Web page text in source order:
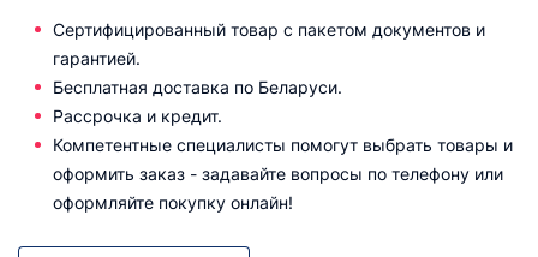
Сертифицированный товар с пакетом документов и
гарантией.
Бесплатная доставка по Беларуси.
Рассрочка и кредит.
Компетентные специалисты помогут выбрать товары и
оформить заказ - задавайте вопросы по телефону или
оформляйте покупку онлайн!